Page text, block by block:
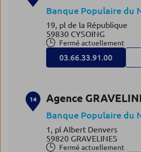
Banque Populaire du
19, pl de la République
59830 CYSOING
Fermé actuellement
03.66.33.91.00
14 Agence
Banque Populaire du
1, pl Albert Denvers
59820 GRAVELINES
Fermé actuellement